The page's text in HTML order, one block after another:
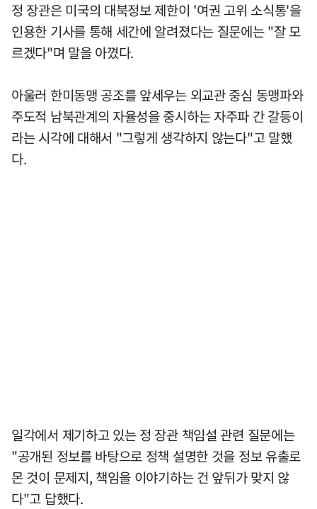
정 장관은 미국의 대북정보 제한이 '여권 고위 소식통'을
인용한 기사를 통해 세간에 알려졌다는 질문에는 "잘 모
르겠다"며 말을 아꼈다.
아울러 한미동맹 공조를 앞세우는 외교관 중심 동맹파와
주도적 남북관계의 자율성을 중시하는 자주파 간 갈등이
라는 시각에 대해서 "그렇게 생각하지 않는다"고 말했
다.
일각에서 제기하고 있는 정 장관 책임설 관련 질문에는
"공개된 정보를 바탕으로 정책 설명한 것을 정보 유출로
몬 것이 문제지, 책임을 이야기하는 건 앞뒤가 맞지 않
다"고 답했다.